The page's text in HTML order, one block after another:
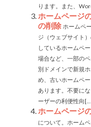
ります。また、
ホームページ
の削除 ホームペ
ジ（ウェブサイト
しているホームペ
場合など、一部の
別ドメインで新規
め、古いホームペ
あります。不要に
ーザーの利便性向
ホームページ
について。ホーム